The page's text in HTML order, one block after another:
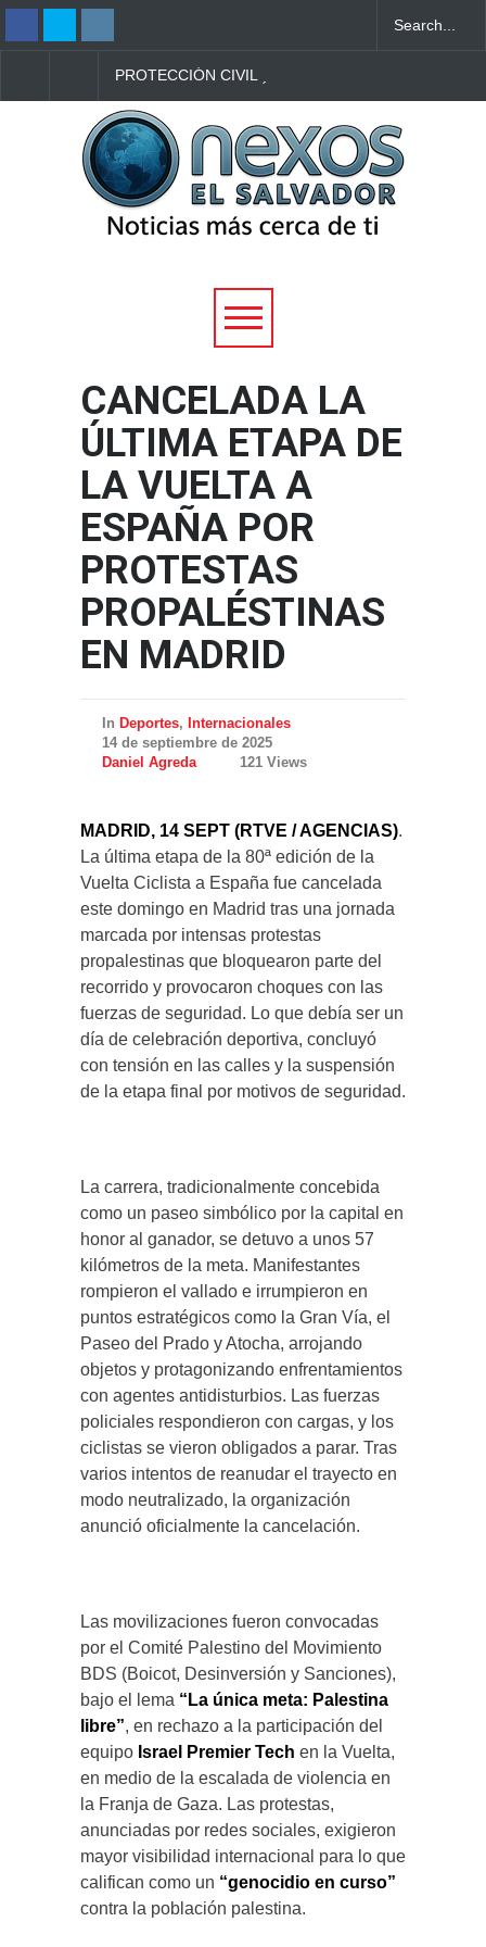
PROTECCIÓN CIVIL
ACCIDENTES Y
FALLECIDOS DURANTE
VACACIONES AGOSTINAS
2026
PLANEAR EL
APODERARSE DE SU
BEBÉ
CANCELADA LA
ÚLTIMA ETAPA DE
LA VUELTA A
ESPAÑA POR
PROTESTAS
PROPALÉSTINAS
EN MADRID
In Deportes, Internacionales
14 de septiembre de 2025
Daniel Agreda
121 Views
MADRID, 14 SEPT (RTVE / AGENCIAS).
La última etapa de la 80ª edición de la
Vuelta Ciclista a España fue cancelada
este domingo en Madrid tras una jornada
marcada por intensas protestas
propalestinas que bloquearon parte del
recorrido y provocaron choques con las
fuerzas de seguridad. Lo que debía ser un
día de celebración deportiva, concluyó
con tensión en las calles y la suspensión
de la etapa final por motivos de seguridad.
La carrera, tradicionalmente concebida
como un paseo simbólico por la capital en
honor al ganador, se detuvo a unos 57
kilómetros de la meta. Manifestantes
rompieron el vallado e irrumpieron en
puntos estratégicos como la Gran Vía, el
Paseo del Prado y Atocha, arrojando
objetos y protagonizando enfrentamientos
con agentes antidisturbios. Las fuerzas
policiales respondieron con cargas, y los
ciclistas se vieron obligados a parar. Tras
varios intentos de reanudar el trayecto en
modo neutralizado, la organización
anunció oficialmente la cancelación.
Las movilizaciones fueron convocadas
por el Comité Palestino del Movimiento
BDS (Boicot, Desinversión y Sanciones),
bajo el lema “La única meta: Palestina
libre”, en rechazo a la participación del
equipo Israel Premier Tech en la Vuelta,
en medio de la escalada de violencia en
la Franja de Gaza. Las protestas,
anunciadas por redes sociales, exigieron
mayor visibilidad internacional para lo que
califican como un “genocidio en curso”
contra la población palestina.